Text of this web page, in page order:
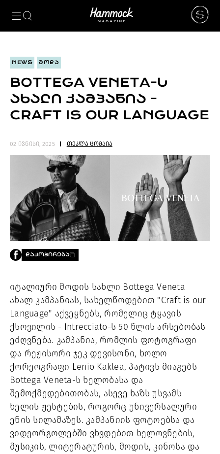
ᲙᲐᲢᲔᲒᲝᲠᲘᲔᲑᲘ
ᲮᲔᲚᲝᲕᲜᲔᲑᲐ
ᲛᲝᲓᲐ
ᲤᲝᲢᲝᲒᲠᲐᲤᲘᲐ
ᲐᲠᲥᲘᲢᲔᲥᲢᲣᲠᲐ
ᲙᲘᲜᲝ
ᲛᲣᲡᲘᲙᲐ
ᲛᲝᲒᲖᲐᲣᲠᲝᲑᲐ
ᲒᲐᲡᲢᲠᲝᲜᲝᲛᲘᲐ
BEAUTY
SPECIAL
PROJECTS
TV
LIBRARY
ᲒᲐᲛᲝᲒᲕᲧᲔᲕᲘ
ᲙᲝᲜᲢᲐᲥᲢᲘ
INFO@HAMMOCKMAGAZINE.GE
ᲩᲕᲔᲜ
ᲨᲔᲡᲐᲮᲔᲑ
STUDIO
NEWS ᲛᲝᲓᲐ
BOTTEGA VENETA-Ს
ᲐᲮᲐᲚᲘ ᲙᲐᲛᲞᲐᲜᲘᲐ -
CRAFT IS OUR LANGUAGE
02 ივნისი, 2025 თეკლა ცომაია
ᲓᲐᲙᲝᲞᲘᲠᲔᲑᲐ
იტალიური მოდის სახლი Bottega Veneta
ახალ კამპანიას, სახელწოდებით "Craft is our
Language" აქვეყნებს, რომელიც ტყავის
ქსოვილის - Intrecciato-ს 50 წლის არსებობას
ეძღვნება. კამპანია, რომლის ფოტოგრაფი
და რეჟისორი ჯეკ დევისონი, ხოლო
ქორეოგრაფი Lenio Kaklea, პატივს მიაგებს
Bottega Veneta-ს ხელობასა და
შემოქმედებითობას, ასევე ხაზს უსვამს
ხელის ჟესტების, როგორც უნივერსალური
ენის სილამაზეს. კამპანიის ფოტოებსა და
ვიდეორგოლებში ვხვდებით ხელოვნების,
მუსიკის, ლიტერატურის, მოდის, კინოსა და